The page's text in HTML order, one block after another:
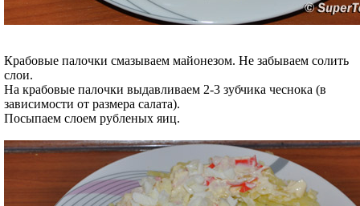
Крабовые палочки смазываем майонезом. Не забываем солить
слои.
На крабовые палочки выдавливаем 2-3 зубчика чеснока (в
зависимости от размера салата).
Посыпаем слоем рубленых яиц.